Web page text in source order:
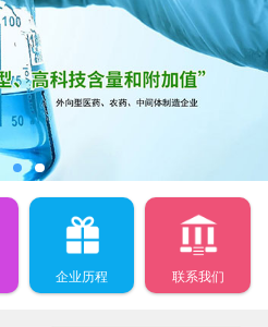
企业历程 联系我们